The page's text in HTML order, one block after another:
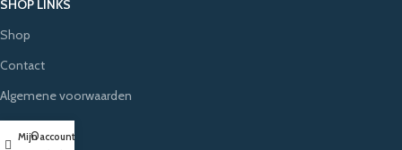
SHOP LINKS
Shop
Contact
Algemene voorwaarden
Privacybeleid
Mijn account
0